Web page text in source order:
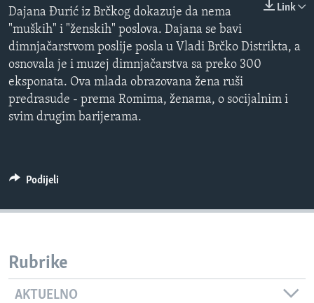
MAGAZIN
O GLASU AMERIKE
Learning English
PRATITE NAS
Jezici
Link
Dajana Đurić iz Brčkog dokazuje da nema
"muških" i "ženskih" poslova. Dajana se bavi
dimnjačarstvom poslije posla u Vladi Brčko Distrikta, a
osnovala je i muzej dimnjačarstva sa preko 300
eksponata. Ova mlada obrazovana žena ruši
predrasude - prema Romima, ženama, o socijalnim i
svim drugim barijerama.
Podijeli
Rubrike
AKTUELNO